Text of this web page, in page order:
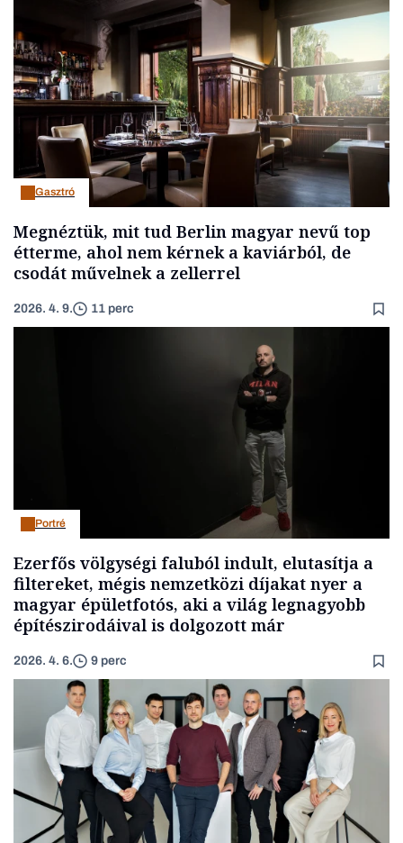
Gasztró
Megnéztük, mit tud Berlin magyar nevű top
étterme, ahol nem kérnek a kaviárból, de
csodát művelnek a zellerrel
2026. 4. 9. 11 perc
Portré
Ezerfős völgységi faluból indult, elutasítja a
filtereket, mégis nemzetközi díjakat nyer a
magyar épületfotós, aki a világ legnagyobb
építészirodáival is dolgozott már
2026. 4. 6. 9 perc